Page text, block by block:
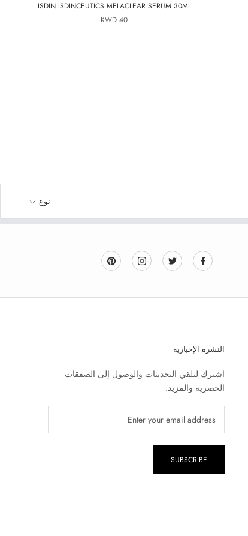
ISDIN ISDINCEUTICS MELACLEAR SERUM 30ML
40 KWD
نوع
النشرة الإخبارية
اشترك لتلقي التحديثات والوصول إلى الصفقات
الحصرية والمزيد.
SUBSCRIBE